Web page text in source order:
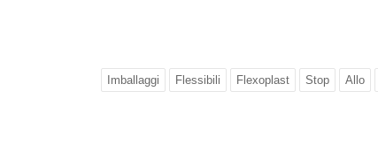
Imballaggi Flessibili Flexoplast Stop Allo